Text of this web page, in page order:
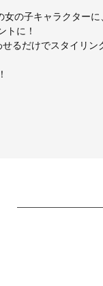
の子キャラクターに
トに！
るだけでスタイリン